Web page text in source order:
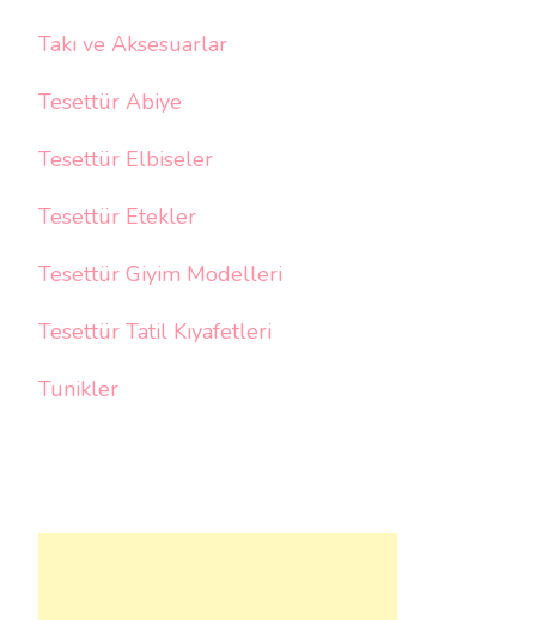
Takı ve Aksesuarlar
Tesettür Abiye
Tesettür Elbiseler
Tesettür Etekler
Tesettür Giyim Modelleri
Tesettür Tatil Kıyafetleri
Tunikler